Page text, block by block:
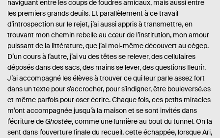
naviguant entre les coups de foudres amicaux, mais aussi entre
les premiers grands deuils. Et parallèlement à ce travail
d’introspection sur le rejet, j’ai aussi appris à transmettre, en
trouvant mon chemin rebelle au cœur de l’institution, mon amour
puissant de la littérature, que j’ai moi-même découvert au cégep.
D’un cours à l’autre, j’ai vu des têtes se relever, des cellulaires
déposés dans des sacs, des mains se lever, des questions fleurir.
J’ai accompagné les élèves à trouver ce qui leur parle assez fort
dans un texte pour s’accrocher, pour s’indigner, être bouleversé.es
et même parfois pour oser écrire. Chaque fois, ces petits miracles
m’ont accompagnée jusqu’à la maison et se sont invités dans
l’écriture deGhostée, comme une lumière au bout du tunnel. On la
sent dans l’ouverture finale du recueil, cette échappée, lorsque Ari,